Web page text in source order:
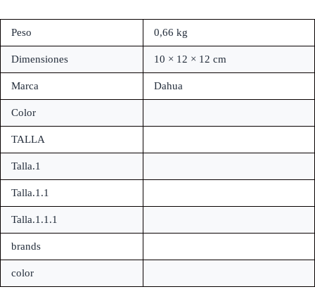
Peso 0,66 kg
Dimensiones 10 × 12 × 12 cm
Marca Dahua
Color
TALLA
Talla.1
Talla.1.1
Talla.1.1.1
brands
color